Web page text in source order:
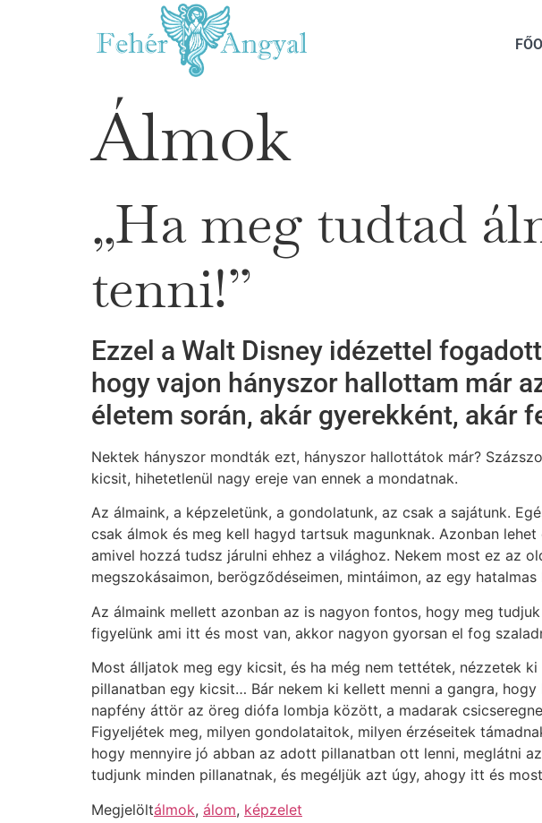
Álmok
„Ha meg tudtad
tenni!”
Ezzel a Walt Disney idézettel
hogy vajon hányszor hallottam már
életem során, akár gyerekként, akár
Nektek hányszor mondták ezt, hányszor hallottátok már?
kicsit, hihetetlenül nagy ereje van ennek a mondatnak.
Az álmaink, a képzeletünk, a gondolatunk, az csak a sajátunk.
csak álmok és meg kell hagyd tartsuk magunknak. Azonban
amivel hozzá tudsz járulni ehhez a világhoz. Nekem most ez az
megszokásaimon, berögződéseimen, mintáimon, az egy hatalmas
Az álmaink mellett azonban az is nagyon fontos, hogy meg
figyelünk ami itt és most van, akkor nagyon gyorsan el fog
Most álljatok meg egy kicsit, és ha még nem tettétek, nézzetek
pillanatban egy kicsit… Bár nekem ki kellett menni a gangra,
napfény áttör az öreg diófa lombja között, a madarak
Figyeljétek meg, milyen gondolataitok, milyen érzéseitek
hogy mennyire jó abban az adott pillanatban ott lenni, meglátni
tudjunk minden pillanatnak, és megéljük azt úgy, ahogy itt és
Megjelöltálmok, álom, képzelet